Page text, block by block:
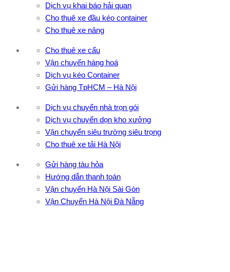
Dịch vụ khai báo hải quan
Cho thuê xe đầu kéo container
Cho thuê xe nâng
Cho thuê xe cẩu
Vận chuyển hàng hoá
Dịch vụ kéo Container
Gửi hàng TpHCM – Hà Nội
Dịch vụ chuyển nhà trọn gói
Dịch vụ chuyển dọn kho xưởng
Vận chuyển siêu trường siêu trọng
Cho thuê xe tải Hà Nội
Gửi hàng tàu hỏa
Hướng dẫn thanh toán
Vận chuyển Hà Nội Sài Gòn
Vận Chuyển Hà Nội Đà Nẵng